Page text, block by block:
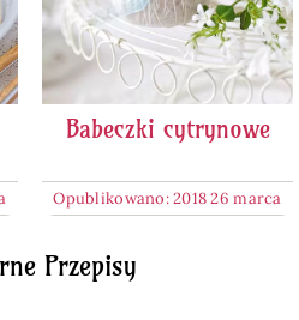
Przepisy
Babeczki cytrynowe
Opublikowano: 2018 26 marca